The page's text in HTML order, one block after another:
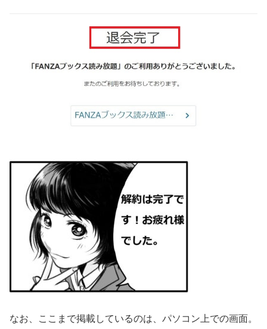
なお、ここまで掲載しているのは、パソコン上での画面。